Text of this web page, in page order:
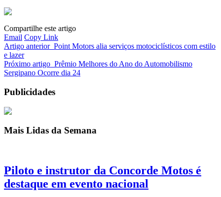
Compartilhe este artigo
Email Copy Link
Artigo anterior Point Motors alia serviços motociclísticos com estilo
e lazer
Próximo artigo Prêmio Melhores do Ano do Automobilismo
Sergipano Ocorre dia 24
Publicidades
Mais Lidas da Semana
Piloto e instrutor da Concorde Motos é
destaque em evento nacional